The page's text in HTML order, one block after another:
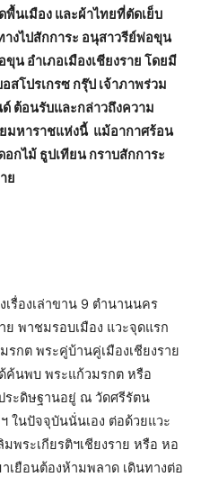
นเมือง และผ้าไทยที่ตัดเย็บ
งไปสักการะ อนุสาวรีย์พ่อขุน
น อำเภอเมืองเชียงราย โดยมี
โปรเกรซ กรุ๊ป เจ้าภาพร่วม
ต้อนรับและกล่าวถึงความ
มหาราชแห่งนี้ แม้อากาศร้อน
กไม้ ธูปเทียน กราบสักการะ
ย
รื่องเล่าขาน 9 ตำนานนคร
ย พาชมรอบเมือง แวะจุดแรก
รกต พระคู่บ้านคู่เมืองเชียงราย
ค้นพบ พระแก้วมรกต หรือ
ะดิษฐานอยู่ ณ วัดศรีรัตน
ในปัจจุบันนั่นเอง ต่อด้วยแวะ
ระเกียรติฯเชียงราย หรือ หอ
ยือนต้องห้ามพลาด เดินทางต่อ